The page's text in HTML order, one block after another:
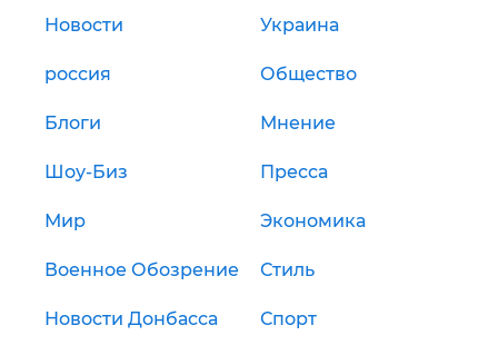
Новости Украина
россия Общество
Блоги Мнение
Шоу-Биз Пресса
Мир Экономика
Военное Обозрение Стиль
Новости Донбасса Спорт